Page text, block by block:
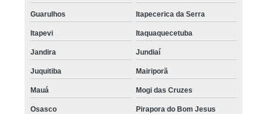
Guarulhos Itapecerica da Serra
Itapevi Itaquaquecetuba
Jandira Jundiaí
Juquitiba Mairiporã
Mauá Mogi das Cruzes
Osasco Pirapora do Bom Jesus